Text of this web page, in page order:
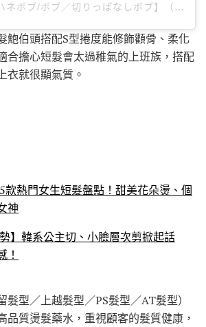
中村 大海 【外ハネボブ/ボブ／切りっぱなしボブ】（@____daia____）分享的貼文
鮑伯頭搭配S型捲度能修飾顴骨、柔化
合擔心短髮會太過稚氣的上班族，搭配
衣就很顯氣質。
款熱門女生短髮盤點！甜美花朵燙、個
神
】韓系公主切、小臉層次剪掀起話
！
型／上越髮型／PS髮型／AT髮型）
品質燙髮藥水，重視顧客的髮質健康，